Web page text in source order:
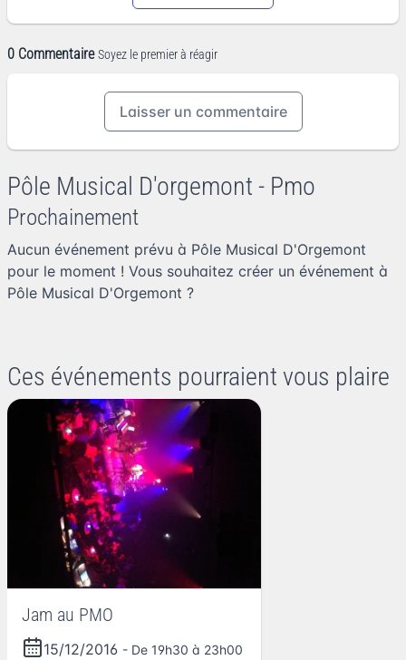
0 Commentaire Soyez le premier à réagir
Laisser un commentaire
Pôle Musical D'orgemont - Pmo
Prochainement
Aucun événement prévu à Pôle Musical D'Orgemont
pour le moment ! Vous souhaitez créer un événement à
Pôle Musical D'Orgemont ?
Ces événements pourraient vous plaire
Jam au PMO
15/12/2016 - De 19h30 à 23h00